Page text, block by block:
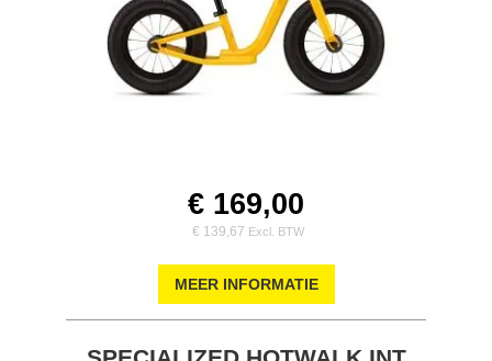
€ 169,00
€ 139,67
MEER INFORMATIE